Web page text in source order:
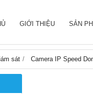
GIỚI THIỆU SẢN
sát Camera IP Speed